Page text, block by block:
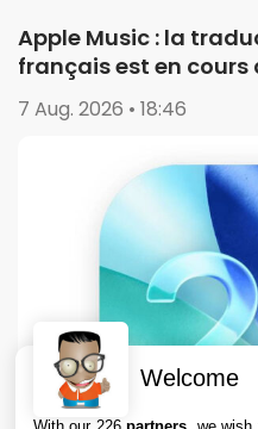
Apple Music : la
français est en
7 Aug. 2026 • 18:46
Welcome
With our 226partners , we